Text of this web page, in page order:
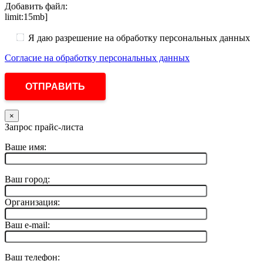
Добавить файл:
limit:15mb]
Я даю разрешение на обработку персональных данных
Согласие на обработку персональных данных
×
Запрос прайс-листа
Ваше имя:
Ваш город:
Организация:
Ваш e-mail:
Ваш телефон: